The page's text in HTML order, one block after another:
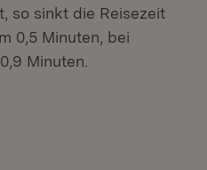
so sinkt die Reisezeit
0,5 Minuten, bei
Minuten.